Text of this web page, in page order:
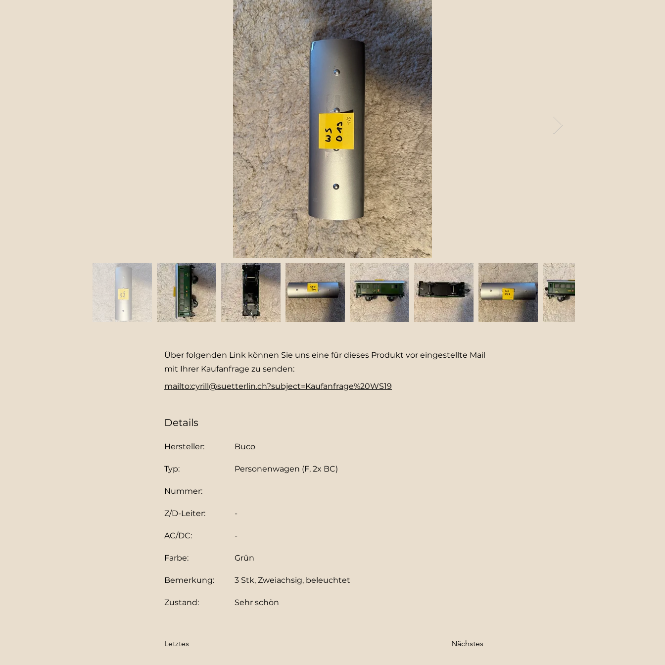
Über folgenden Link können Sie uns eine für dieses Produkt vor eingestellte Mail
mit Ihrer Kaufanfrage zu senden:
mailto:cyrill@suetterlin.ch?subject=Kaufanfrage%20WS19
Details
Hersteller: Buco
Typ: Personenwagen (F, 2x BC)
Nummer:
Z/D-Leiter: -
AC/DC: -
Farbe: Grün
Bemerkung: 3 Stk, Zweiachsig, beleuchtet
Zustand: Sehr schön
Letztes Nächstes